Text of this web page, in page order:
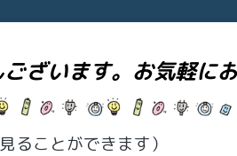
ざいます。お気軽に
ることができます）